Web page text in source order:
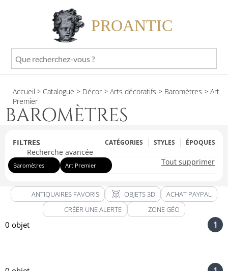
PROANTIC
Que
recherchez-
?
Accueil > Catalogue > Décor> Arts décoratifs > Baromètres > Art
Premier
BAROMÈTRES
FILTRES CATÉGORIES STYLES ÉPOQUES
Recherche avancée
Tout supprimer
Baromètres Art Premier
ANTIQUAIRES FAVORIS view_in_ar OBJETS 3D
ACHAT PAYPAL
CRÉÉR UNE ALERTE
ZONE GÉO
0 objet 1